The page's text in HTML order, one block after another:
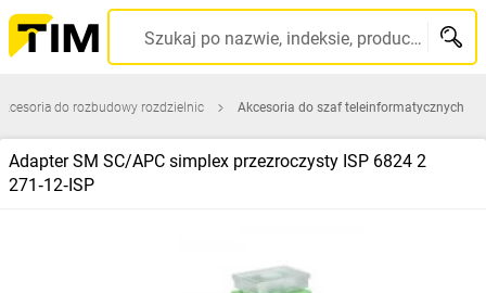
Szukaj po nazwie, indeksie, producencie, kodzie kreskowym...
do rozbudowy rozdzielnic Akcesoria do szaf teleinformatycznych
Adapter SM SC/APC simplex przezroczysty ISP 6824 2
271‑12‑ISP